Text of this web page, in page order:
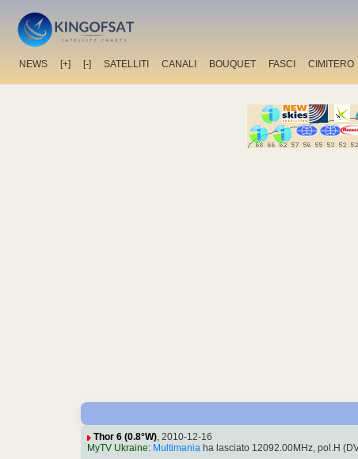
NEWS [+] [-] SATELLITI CANALI BOUQUET FASCI CIMITERO
Thor 6 (0.8°W), 2010-12-16
MyTV Ukraine: Multimania ha lasciato 12092.00MHz, pol.H